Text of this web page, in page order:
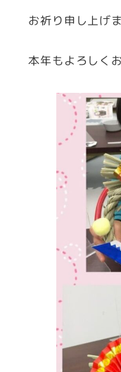
お祈り申し上げま
本年もよろしく